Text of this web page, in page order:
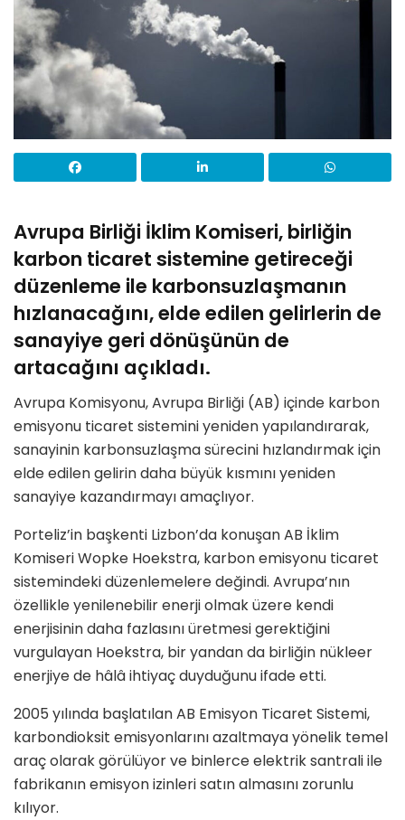
Avrupa Birliği İklim Komiseri, birliğin
karbon ticaret sistemine getireceği
düzenleme ile karbonsuzlaşmanın
hızlanacağını, elde edilen gelirlerin de
sanayiye geri dönüşünün de
artacağını açıkladı.
Avrupa Komisyonu, Avrupa Birliği (AB) içinde karbon
emisyonu ticaret sistemini yeniden yapılandırarak,
sanayinin karbonsuzlaşma sürecini hızlandırmak için
elde edilen gelirin daha büyük kısmını yeniden
sanayiye kazandırmayı amaçlıyor.
Porteliz’in başkenti Lizbon’da konuşan AB İklim
Komiseri Wopke Hoekstra, karbon emisyonu ticaret
sistemindeki düzenlemelere değindi. Avrupa’nın
özellikle yenilenebilir enerji olmak üzere kendi
enerjisinin daha fazlasını üretmesi gerektiğini
vurgulayan Hoekstra, bir yandan da birliğin nükleer
enerjiye de hâlâ ihtiyaç duyduğunu ifade etti.
2005 yılında başlatılan AB Emisyon Ticaret Sistemi,
karbondioksit emisyonlarını azaltmaya yönelik temel
araç olarak görülüyor ve binlerce elektrik santrali ile
fabrikanın emisyon izinleri satın almasını zorunlu
kılıyor.